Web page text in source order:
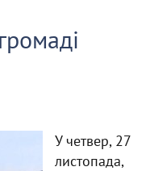
У четвер, 27
листопада,